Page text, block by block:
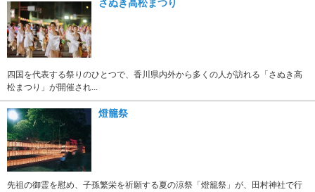
さぬき高松まつり
四国を代表する祭りのひとつで、香川県内外から多くの人が訪れる「さぬき高
松まつり」が開催され...
燈籠祭
先祖の御霊を慰め、子孫繁栄を祈願する夏の涼祭「燈籠祭」が、田村神社で行